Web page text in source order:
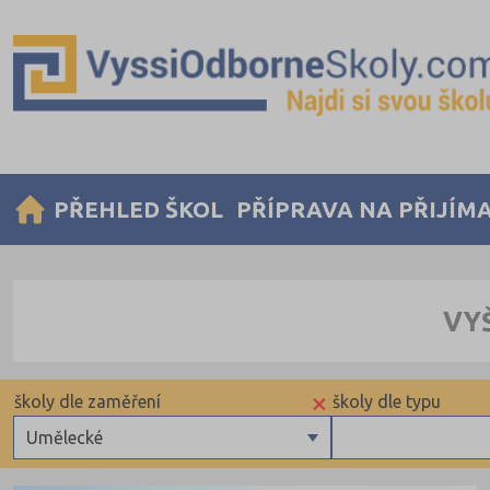
PŘEHLED ŠKOL PŘÍPRAVA NA
školy dle typu
×
Umělecké
školy dle zaměření